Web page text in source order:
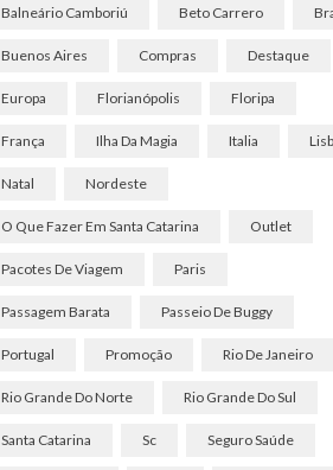
Balneário Camboriú Beto Carrero
Buenos Aires Compras Destaque
Europa Florianópolis Floripa
França Ilha Da Magia Italia
Natal Nordeste
O Que Fazer Em Santa Catarina Outlet
Pacotes De Viagem Paris
Passagem Barata Passeio De Buggy
Portugal Promoção Rio De Janeiro
Rio Grande Do Norte Rio Grande Do Sul
Santa Catarina Sc Seguro Saúde